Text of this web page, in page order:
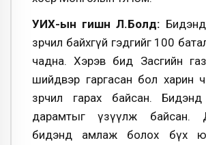
УИХ-ын гишүүн Л.Болд:
зөрчил байхгүй гэдгийг 100
чадна. Хэрэв бид Засгийн
шийдвэр гаргасан бол харин
зөрчил гарах байсан.
дарамтыг үзүүлж байсан.
бидэнд амлаж болох бүх